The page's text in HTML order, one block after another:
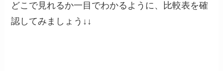
どこで見れるか一目でわかるように、比較表を確
認してみましょう↓↓